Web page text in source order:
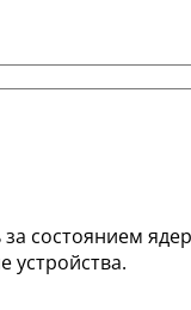
состоянием